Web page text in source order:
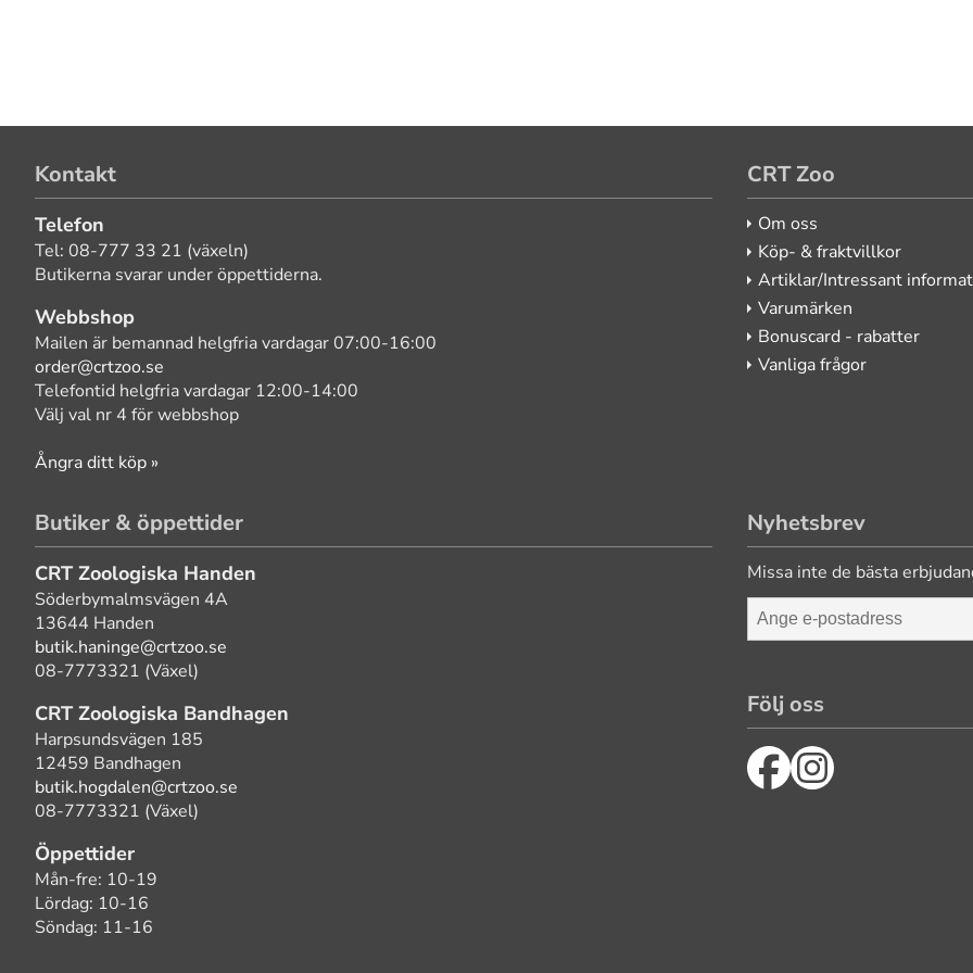
Kontakt
Telefon
Tel: 08-777 33 21 (växeln)
Butikerna svarar under öppettiderna.
Webbshop
Mailen är bemannad helgfria vardagar 07:00-16:00
order@crtzoo.se
Telefontid helgfria vardagar 12:00-14:00
Välj val nr 4 för webbshop
Ångra ditt köp »
CRT Zoo
Om oss
Köp- & fraktvillkor
Artiklar/Intressant
Varumärken
Bonuscard - rabatter
Vanliga frågor
Butiker & öppettider
CRT Zoologiska Handen
Söderbymalmsvägen 4A
13644 Handen
butik.haninge@crtzoo.se
08-7773321 (Växel)
CRT Zoologiska Bandhagen
Harpsundsvägen 185
12459 Bandhagen
butik.hogdalen@crtzoo.se
08-7773321 (Växel)
Öppettider
Mån-fre: 10-19
Lördag: 10-16
Söndag: 11-16
Nyhetsbrev
Missa inte de bästa
Följ oss